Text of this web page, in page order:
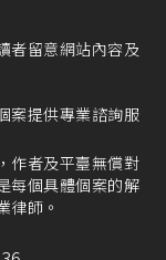
者留意網站內容及
案提供專業諮詢服
作者及平臺無償對
每個具體個案的解
律師。